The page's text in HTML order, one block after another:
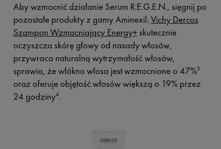
Aby wzmocnić działanie Serum R.E.G.E.N., sięgnij po
pozostałe produkty z gamy Aminexil. Vichy Dercos
Szampon Wzmacniający Energy+skutecznie
oczyszcza skórę głowy od nasady włosów,
przywraca naturalną wytrzymałość włosów,
sprawia, że włókno włosa jest wzmocnione o 47%3
oraz oferuje objętość włosów większą o 19% przez
24 godziny4.